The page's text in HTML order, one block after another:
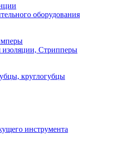
оборудования
изоляции, Стрипперы
круглогубцы
инструмента